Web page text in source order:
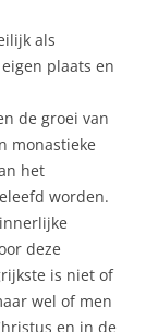
als
plaats en
de groei van
monastieke
het
worden.
deze
is niet of
wel of men
en in de